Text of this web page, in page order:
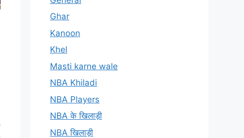
Ghar
Kanoon
Khel
Masti karne wale
NBA Khiladi
NBA Players
NBA के खिलाड़ी
NBA खिलाड़ी